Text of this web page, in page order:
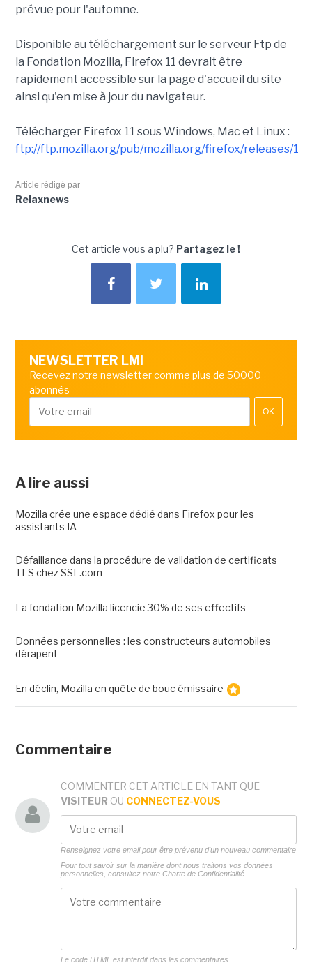
prévue pour l'automne.
Disponible au téléchargement sur le serveur Ftp de
la Fondation Mozilla, Firefox 11 devrait être
rapidement accessible sur la page d'accueil du site
ainsi qu'en mise à jour du navigateur.
Télécharger Firefox 11 sous Windows, Mac et Linux :
ftp://ftp.mozilla.org/pub/mozilla.org/firefox/releases/
Article rédigé par
Relaxnews
Cet article vous a plu? Partagez le !
NEWSLETTER LMI
Recevez notre newsletter comme plus de 50000
abonnés
OK
A lire aussi
Mozilla crée une espace dédié dans Firefox pour les
assistants IA
Défaillance dans la procédure de validation de certificats
TLS chez SSL.com
La fondation Mozilla licencie 30% de ses effectifs
Données personnelles : les constructeurs automobiles
dérapent
En déclin, Mozilla en quête de bouc émissaire
Commentaire
COMMENTER CET ARTICLE EN TANT QUE
VISITEUR OU CONNECTEZ-VOUS
Renseignez votre email pour être prévenu d'un nouveau commentaire
Pour tout savoir sur la manière dont nous traitons vos données
personnelles, consultez notre Charte de Confidentialité.
Le code HTML est interdit dans les commentaires